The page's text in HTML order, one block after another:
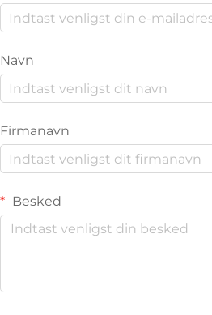
Navn
Firmanavn
Besked